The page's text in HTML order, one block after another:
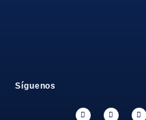
Síguenos